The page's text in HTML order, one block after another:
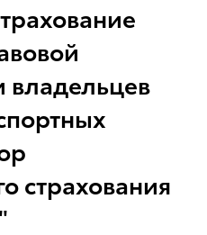
владельцев
страхования